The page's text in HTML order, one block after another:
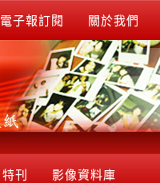
電子報訂閱 關於我們
特刊 影像資料庫